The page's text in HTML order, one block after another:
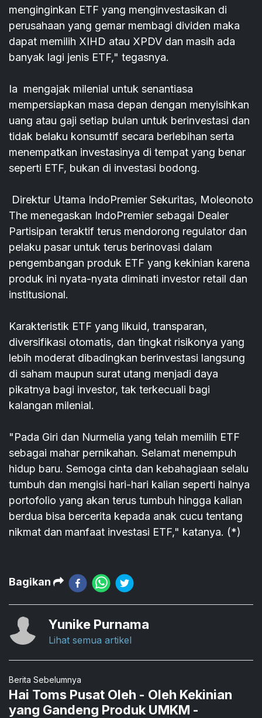
menginginkan ETF yang menginvestasikan di
perusahaan yang gemar membagi dividen maka
dapat memilih XIHD atau XPDV dan masih ada
banyak lagi jenis ETF," tegasnya.
Ia mengajak milenial untuk senantiasa
mempersiapkan masa depan dengan menyisihkan
uang atau gaji setiap bulan untuk berinvestasi dan
tidak belaku konsumtif secara berlebihan serta
menempatkan investasinya di tempat yang benar
seperti ETF, bukan di investasi bodong.
Direktur Utama IndoPremier Sekuritas, Moleonoto
The menegaskan IndoPremier sebagai Dealer
Partisipan teraktif terus mendorong regulator dan
pelaku pasar untuk terus berinovasi dalam
pengembangan produk ETF yang kekinian karena
produk ini nyata-nyata diminati investor retail dan
institusional.
Karakteristik ETF yang likuid, transparan,
diversifikasi otomatis, dan tingkat risikonya yang
lebih moderat dibadingkan berinvestasi langsung
di saham maupun surat utang menjadi daya
pikatnya bagi investor, tak terkecuali bagi
kalangan milenial.
"Pada Giri dan Nurmelia yang telah memilih ETF
sebagai mahar pernikahan. Selamat menempuh
hidup baru. Semoga cinta dan kebahagiaan selalu
tumbuh dan mengisi hari-hari kalian seperti halnya
portofolio yang akan terus tumbuh hingga kalian
berdua bisa bercerita kepada anak cucu tentang
nikmat dan manfaat investasi ETF," katanya. (*)
Bagikan
Yunike Purnama
Lihat semua artikel
Berita Sebelumnya
Hai Toms Pusat Oleh - Oleh Kekinian
yang Gandeng Produk UMKM -